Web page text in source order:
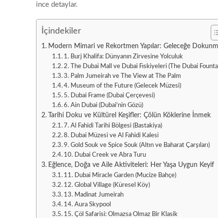
ince detaylar.
İçindekiler
Modern Mimari ve Rekortmen Yapılar: Geleceğe
1. Burj Khalifa: Dünyanın Zirvesine Yolculuk
2. The Dubai Mall ve Dubai Fıskiyeleri (The Dubai
3. Palm Jumeirah ve The View at The Palm
4. Museum of the Future (Gelecek Müzesi)
5. Dubai Frame (Dubai Çerçevesi)
6. Ain Dubai (Dubai’nin Gözü)
Tarihi Doku ve Kültürel Keşifler: Çölün Köklerine İnmek
7. Al Fahidi Tarihi Bölgesi (Bastakiya)
8. Dubai Müzesi ve Al Fahidi Kalesi
9. Gold Souk ve Spice Souk (Altın ve Baharat Çarşıları)
10. Dubai Creek ve Abra Turu
Eğlence, Doğa ve Aile Aktiviteleri: Her Yaşa Uygun Keyif
11. Dubai Miracle Garden (Mucize Bahçe)
12. Global Village (Küresel Köy)
13. Madinat Jumeirah
14. Aura Skypool
15. Çöl Safarisi: Olmazsa Olmaz Bir Klasik